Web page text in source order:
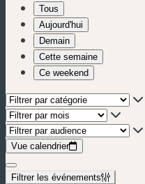
Tous
Aujourd'hui
Demain
Cette semaine
Ce weekend
Vue calendrier
Filtrer les événements